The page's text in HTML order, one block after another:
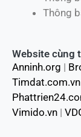
Thông
Website cùng
Anninh.org |
Timdat.com.vn
Vimido.vn |